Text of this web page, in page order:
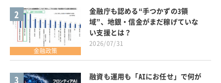
2
金融政策
金融庁も認める“手つかずの3領
域”、地銀・信金がまだ稼げていな
い支援とは？
2026/07/31
3
融資も運用も「AIにお任せ」で何が